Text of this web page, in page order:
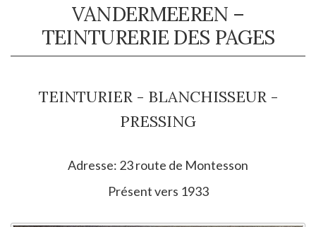
VANDERMEEREN –
TEINTURERIE DES PAGES
TEINTURIER - BLANCHISSEUR -
PRESSING
Adresse: 23 route de Montesson
Présent vers 1933